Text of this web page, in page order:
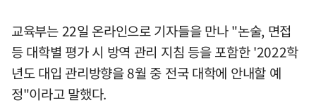
교육부는 22일 온라인으로 기자들을 만나 "논술, 면접
등 대학별 평가 시 방역 관리 지침 등을 포함한 '2022학
년도 대입 관리방향을 8월 중 전국 대학에 안내할 예
정"이라고 말했다.